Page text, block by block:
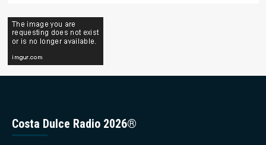
Costa Dulce Radio 2026®